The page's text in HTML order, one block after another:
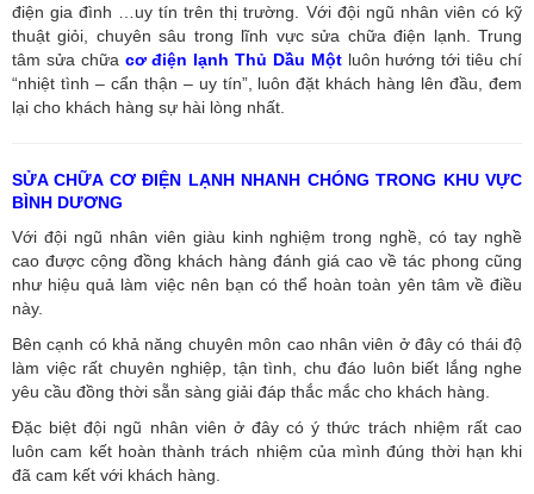
điện gia đình …uy tín trên thị trường. Với đội ngũ nhân viên có kỹ
thuật giỏi, chuyên sâu trong lĩnh vực sửa chữa điện lạnh. Trung
tâm sửa chữa cơ điện lạnh Thủ Dầu Mộtluôn hướng tới tiêu chí
“nhiệt tình – cẩn thận – uy tín”, luôn đặt khách hàng lên đầu, đem
lại cho khách hàng sự hài lòng nhất.
SỬA CHỮA CƠ ĐIỆN LẠNH NHANH CHÓNG TRONG KHU VỰC
BÌNH DƯƠNG
Với đội ngũ nhân viên giàu kinh nghiệm trong nghề, có tay nghề
cao được cộng đồng khách hàng đánh giá cao về tác phong cũng
như hiệu quả làm việc nên bạn có thể hoàn toàn yên tâm về điều
này.
Bên cạnh có khả năng chuyên môn cao nhân viên ở đây có thái độ
làm việc rất chuyên nghiệp, tận tình, chu đáo luôn biết lắng nghe
yêu cầu đồng thời sẵn sàng giải đáp thắc mắc cho khách hàng.
Đặc biệt đội ngũ nhân viên ở đây có ý thức trách nhiệm rất cao
luôn cam kết hoàn thành trách nhiệm của mình đúng thời hạn khi
đã cam kết với khách hàng.